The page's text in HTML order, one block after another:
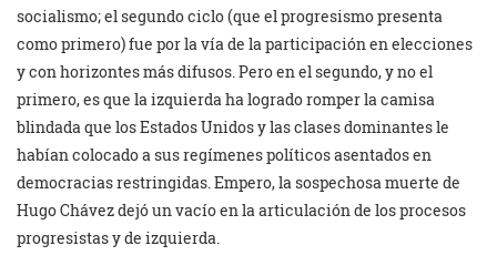
socialismo; el segundo ciclo (que el progresismo presenta
como primero) fue por la vía de la participación en elecciones
y con horizontes más difusos. Pero en el segundo, y no el
primero, es que la izquierda ha logrado romper la camisa
blindada que los Estados Unidos y las clases dominantes le
habían colocado a sus regímenes políticos asentados en
democracias restringidas. Empero, la sospechosa muerte de
Hugo Chávez dejó un vacío en la articulación de los procesos
progresistas y de izquierda.